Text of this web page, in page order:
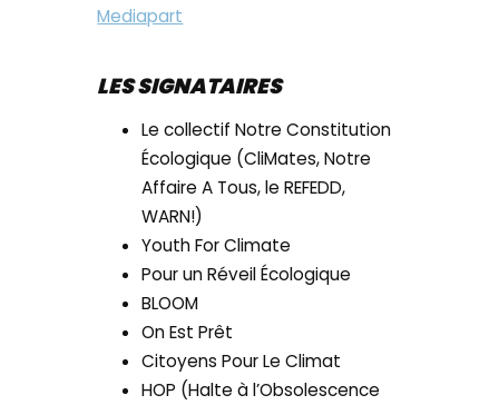
Mediapart
LES SIGNATAIRES
Le collectif Notre Constitution
Écologique (CliMates, Notre
Affaire A Tous, le REFEDD,
WARN!)
Youth For Climate
Pour un Réveil Écologique
BLOOM
On Est Prêt
Citoyens Pour Le Climat
HOP (Halte à l’Obsolescence